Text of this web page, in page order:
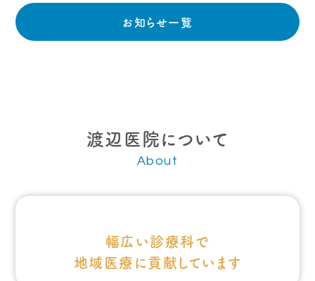
お知らせ一覧
渡辺医院について
About
幅広い診療科で
地域医療に貢献しています